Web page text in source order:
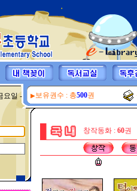
요일 - ▶보유권수 : 총500권
창작동화 : 60권